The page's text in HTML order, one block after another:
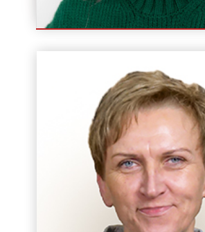
Instruktor / Wykładowca